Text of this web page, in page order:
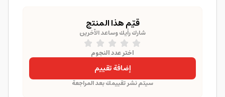
قيّم هذا المنتج
شارك رأيك وساعد الآخرين
اختر عدد النجوم
إضافة تقييم
سيتم نشر تقييمك بعد المراجعة